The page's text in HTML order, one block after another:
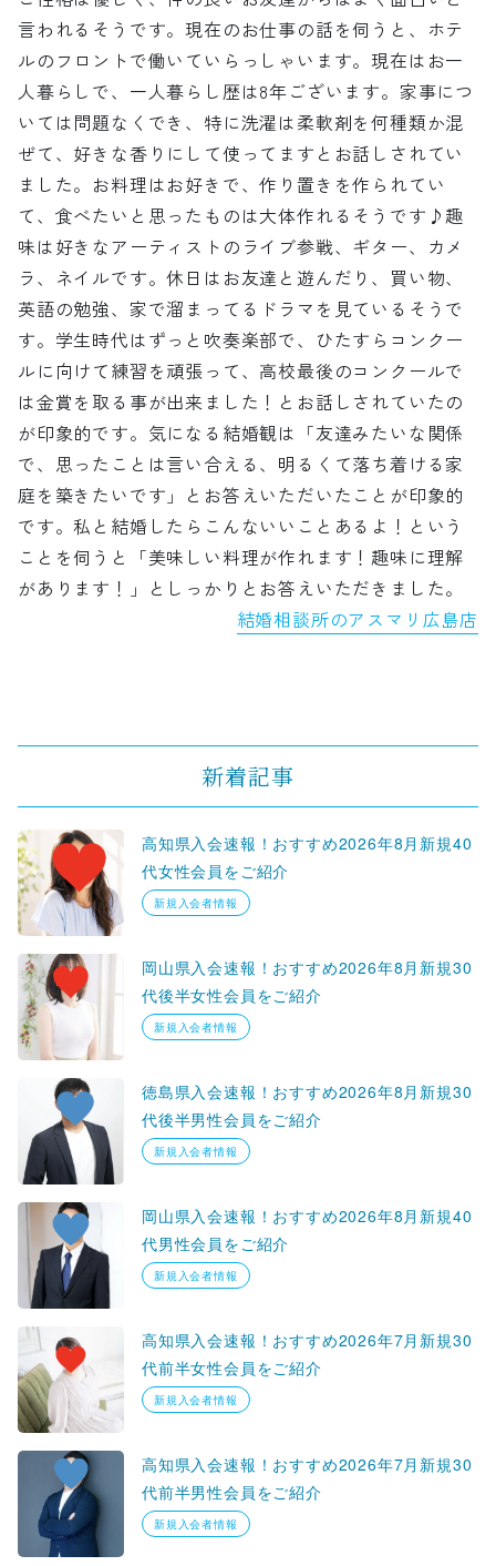
言われるそうです。現在のお仕事の話を伺うと、ホテ
ルのフロントで働いていらっしゃいます。現在はお一
人暮らしで、一人暮らし歴は8年ございます。家事につ
いては問題なくでき、特に洗濯は柔軟剤を何種類か混
ぜて、好きな香りにして使ってますとお話しされてい
ました。お料理はお好きで、作り置きを作られてい
て、食べたいと思ったものは大体作れるそうです♪趣
味は好きなアーティストのライブ参戦、ギター、カメ
ラ、ネイルです。休日はお友達と遊んだり、買い物、
英語の勉強、家で溜まってるドラマを見ているそうで
す。学生時代はずっと吹奏楽部で、ひたすらコンクー
ルに向けて練習を頑張って、高校最後のコンクールで
は金賞を取る事が出来ました！とお話しされていたの
が印象的です。気になる結婚観は「友達みたいな関係
で、思ったことは言い合える、明るくて落ち着ける家
庭を築きたいです」とお答えいただいたことが印象的
です。私と結婚したらこんないいことあるよ！という
ことを伺うと「美味しい料理が作れます！趣味に理解
があります！」としっかりとお答えいただきました。
結婚相談所のアスマリ広島店
新着記事
高知県入会速報！おすすめ2026年8月新規40
代女性会員をご紹介
新規入会者情報
岡山県入会速報！おすすめ2026年8月新規30
代後半女性会員をご紹介
新規入会者情報
徳島県入会速報！おすすめ2026年8月新規30
代後半男性会員をご紹介
新規入会者情報
岡山県入会速報！おすすめ2026年8月新規40
代男性会員をご紹介
新規入会者情報
高知県入会速報！おすすめ2026年7月新規30
代前半女性会員をご紹介
新規入会者情報
高知県入会速報！おすすめ2026年7月新規30
代前半男性会員をご紹介
新規入会者情報